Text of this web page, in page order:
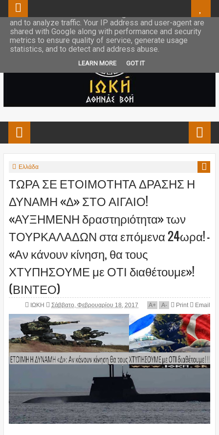
Ελλάδα
ΤΩΡΑ ΣΕ ΕΤΟΙΜΟΤΗΤΑ ΔΡΑΣΗΣ Η
ΔΥΝΑΜΗ «Δ» ΣΤΟ ΑΙΓΑΙΟ!
«ΑΥΞΗΜΕΝΗ δραστηριότητα» των
ΤΟΥΡΚΑΛΑΔΩΝ στα επόμενα 24ωρα! –
«Αν κάνουν κίνηση, θα τους
ΧΤΥΠΗΣΟΥΜΕ με ΟΤΙ διαθέτουμε»!
(ΒΙΝΤΕΟ)
ΙΩΚΗ Σάββατο, Φεβρουαρίου 18, 2017 A+ A- Print Email
This site uses cookies from Google to deliver its services
and to analyze traffic. Your IP address and user-agent are
shared with Google along with performance and security
metrics to ensure quality of service, generate usage
statistics, and to detect and address abuse.
LEARN MORE GOT IT